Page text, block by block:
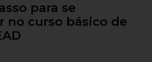
para se
no curso básico de